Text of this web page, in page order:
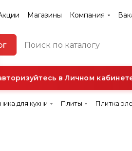
Магазины Компания
в Личном кабинете.
для кухни Плиты Плитка